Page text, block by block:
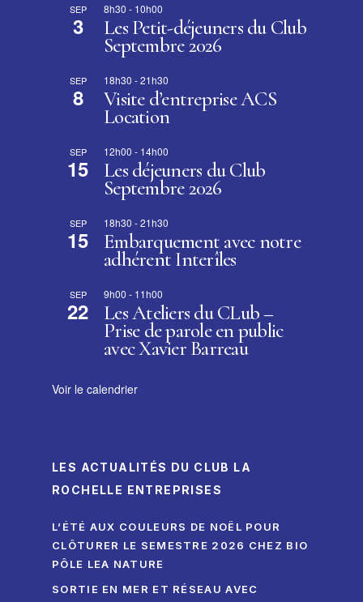
SEP
3
8h30 - 10h00
Les Petit-déjeuners du Club
Septembre 2026
SEP
8
18h30 -21h30
Visite d’entreprise ACS
Location
SEP
15
12h00 - 14h00
Les déjeuners du Club
Septembre 2026
SEP
15
18h30 -21h30
Embarquement avec notre
adhérent Interîles
SEP
22
9h00 - 11h00
Les Ateliers du CLub –
Prise de parole en public
avec Xavier Barreau
Voir le calendrier
LES ACTUALITÉS DU CLUB LA
ROCHELLE ENTREPRISES
L’ÉTÉ AUX COULEURS DE NOËL POUR
CLÔTURER LE SEMESTRE 2026 CHEZ BIO
PÔLE LEA NATURE
SORTIE EN MER ET RÉSEAU AVEC